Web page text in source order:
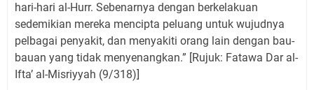
hari-hari al-Hurr. Sebenarnya dengan berkelakuan
sedemikian mereka mencipta peluang untuk wujudnya
pelbagai penyakit, dan menyakiti orang lain dengan bau-
bauan yang tidak menyenangkan.” [Rujuk: Fatawa Dar al-
Ifta’ al-Misriyyah (9/318)]